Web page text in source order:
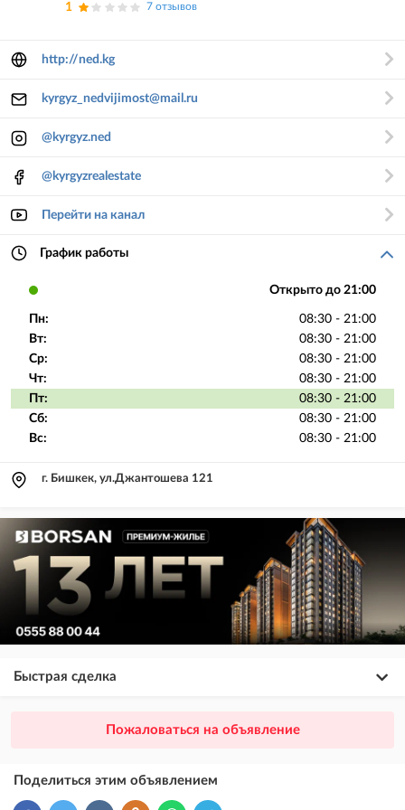
1 7 отзывов
http://ned.kg
kyrgyz_nedvijimost@mail.ru
@kyrgyz.ned
@kyrgyzrealestate
Перейти на канал
График работы
Открыто до 21:00
Пн:
08:30 - 21:00
Вт:
08:30 - 21:00
Ср:
08:30 - 21:00
Чт:
08:30 - 21:00
Пт:
08:30 - 21:00
Сб:
08:30 - 21:00
Вс:
08:30 - 21:00
г. Бишкек, ул.Джантошева 121
Быстрая сделка
Пожаловаться на объявление
Поделиться этим объявлением